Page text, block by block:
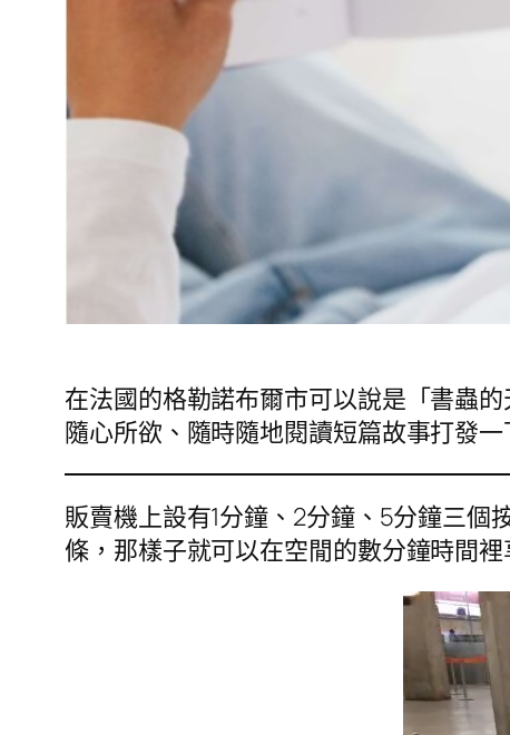
在法國的格勒諾布爾市可以說是「書蟲
隨心所欲、隨時隨地閱讀短篇故事打發一
販賣機上設有1分鐘、2分鐘、5分鐘三
條，那樣子就可以在空閒的數分鐘時間裡